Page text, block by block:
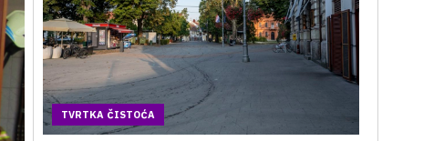
TVRTKA ČISTOĆA